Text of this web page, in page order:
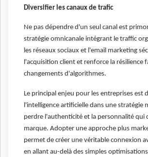
Diversifier les canaux de trafic
Ne pas dépendre d'un seul canal est
stratégie omnicanale intégrant le traffic
les réseaux sociaux et l'email marketing
l'acquisition client et renforce la résilience
changements d'algorithmes.
Le principal enjeu pour les entreprises est
l'intelligence artificielle dans une stratégie
perdre l'authenticité et la personnalité qui
marque. Adopter une approche plus
permet de créer une véritable connexion
en allant au-delà des simples